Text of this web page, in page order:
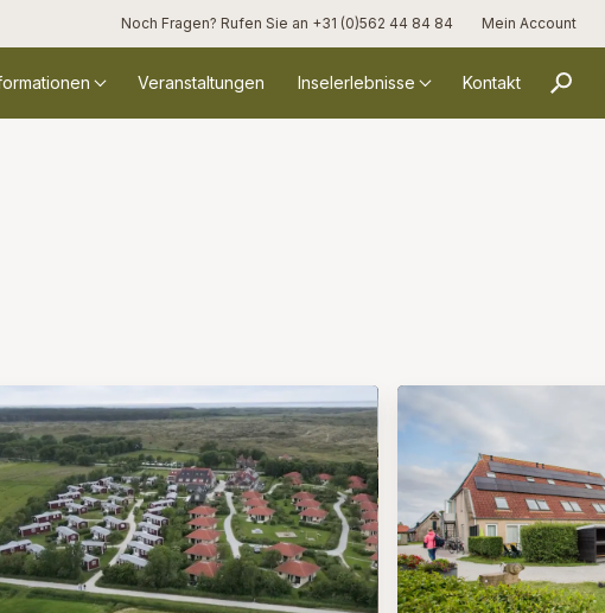
Noch Fragen? Rufen Sie an +31 (0)562 44 84 84 Mein Account
Veranstaltungen Inselerlebnisse Kontakt